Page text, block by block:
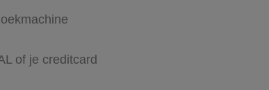
of je creditcard